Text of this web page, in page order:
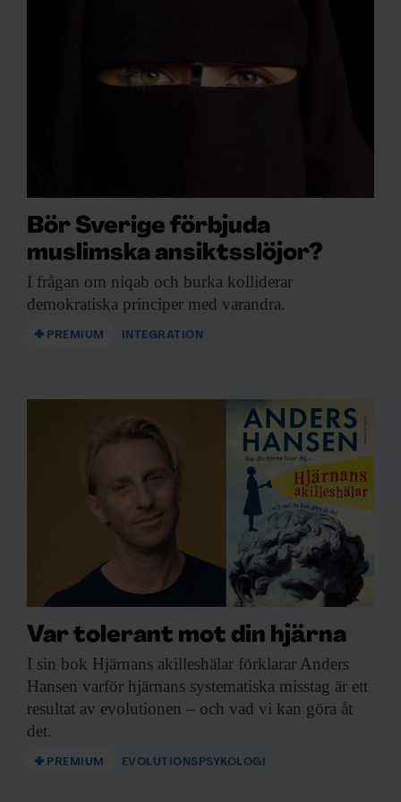
Bör Sverige förbjuda
muslimska ansiktsslöjor?
I frågan om niqab och burka kolliderar
demokratiska principer med varandra.
PREMIUM INTEGRATION
Var tolerant mot din hjärna
I sin bok Hjärnans akilleshälar förklarar Anders
Hansen varför hjärnans systematiska misstag är ett
resultat av evolutionen – och vad vi kan göra åt
det.
PREMIUM EVOLUTIONSPSYKOLOGI